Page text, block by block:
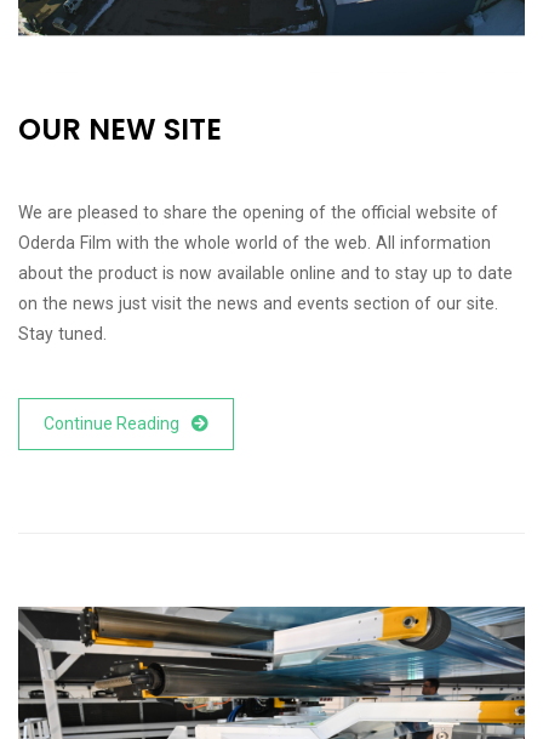
OUR NEW SITE
We are pleased to share the opening of the official website of
Oderda Film with the whole world of the web. All information
about the product is now available online and to stay up to date
on the news just visit the news and events section of our site.
Stay tuned.
Continue Reading